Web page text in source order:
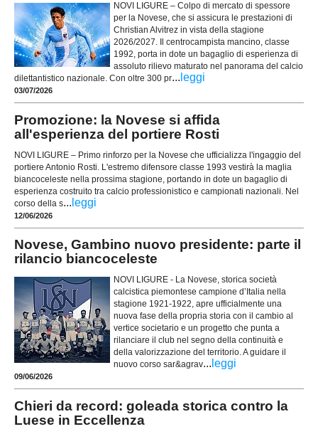
NOVI LIGURE – Colpo di mercato di spessore
per la Novese, che si assicura le prestazioni di
Christian Alvitrez in vista della stagione
2026/2027. Il centrocampista mancino, classe
1992, porta in dote un bagaglio di esperienza di
assoluto rilievo maturato nel panorama del calcio
dilettantistico nazionale. Con oltre 300 pr... leggi
03/07/2026
Promozione: la Novese si affida
all'esperienza del portiere Rosti
NOVI LIGURE – Primo rinforzo per la Novese che ufficializza l'ingaggio del
portiere Antonio Rosti. L'estremo difensore classe 1993 vestirà la maglia
biancoceleste nella prossima stagione, portando in dote un bagaglio di
esperienza costruito tra calcio professionistico e campionati nazionali. Nel
corso della s... leggi
12/06/2026
Novese, Gambino nuovo presidente: parte il
rilancio biancoceleste
NOVI LIGURE - La Novese, storica società
calcistica piemontese campione d’Italia nella
stagione 1921-1922, apre ufficialmente una
nuova fase della propria storia con il cambio al
vertice societario e un progetto che punta a
rilanciare il club nel segno della continuità e
della valorizzazione del territorio. A guidare il
nuovo corso sar&agrav... leggi
09/06/2026
Chieri da record: goleada storica contro la
Luese in Eccellenza